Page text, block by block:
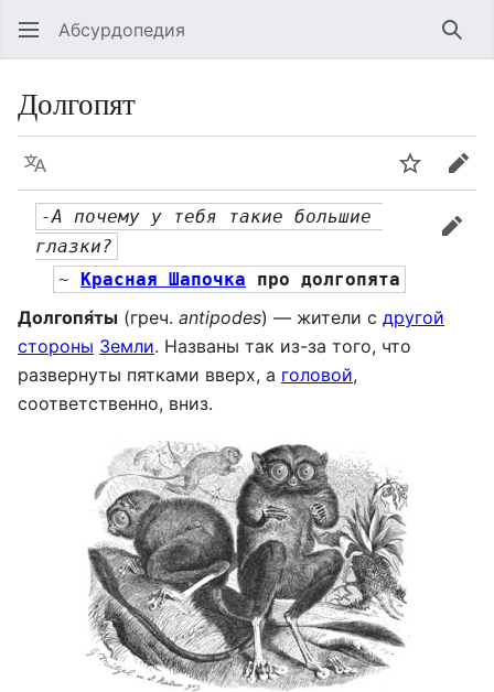
Абсурдопедия
Долгопят
Язык
-А почему у тебя такие большие
глазки?
~
Красная Шапочка про долгопята
Долгопя́ты (греч. antipodes) — жители с другой
стороны Земли. Названы так из-за того, что
развернуты пятками вверх, а головой,
соответственно, вниз.